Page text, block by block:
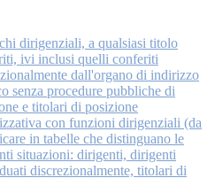
dirigenziali, a qualsiasi titolo
ivi inclusi quelli conferiti
dall'organo di indirizzo
senza procedure pubbliche di
e titolari di posizione
con funzioni dirigenziali (da
in tabelle che distinguano le
situazioni: dirigenti, dirigenti
discrezionalmente, titolari di